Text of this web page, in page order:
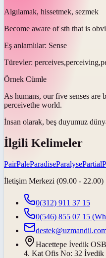
Algılamak, hissetmek, sezmek
Become aware of sth that is
Eş anlamlılar: Sense
Türevler:
Örnek Cümle
As humans, our five senses
perceivethe world.
İnsan olarak, beş duyumuz
İlgili Kelimeler
PairPaleParadiseParalysePartial
İletişim Merkezi (09.00 - 22.00)
0(312) 911 37 15
0(546) 855 07 15
Hacettepe İvedik
4. Kat Ofis No: 32